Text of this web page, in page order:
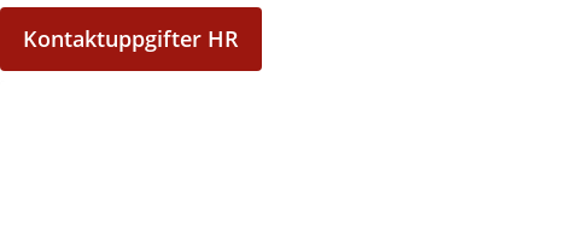
Kontaktuppgifter HR